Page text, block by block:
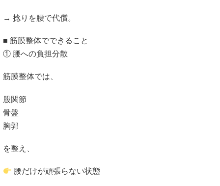
→ 捻りを腰で代償。
■ 筋膜整体でできること
① 腰への負担分散
筋膜整体では、
股関節
骨盤
胸郭
を整え、
腰だけが頑張らない状態